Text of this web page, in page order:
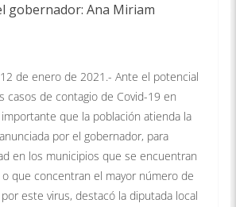
gobernador: Ana Miriam
12 de enero de 2021.- Ante el potencial
casos de contagio de Covid-19 en
que la población atienda la
por el gobernador, para
en los municipios que se encuentran
que concentran el mayor número de
este virus, destacó la diputada local